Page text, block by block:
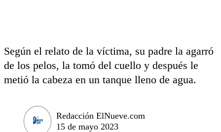
Según el relato de la víctima, su padre la agarró
de los pelos, la tomó del cuello y después le
metió la cabeza en un tanque lleno de agua.
Redacción ElNueve.com
15 de mayo 2023